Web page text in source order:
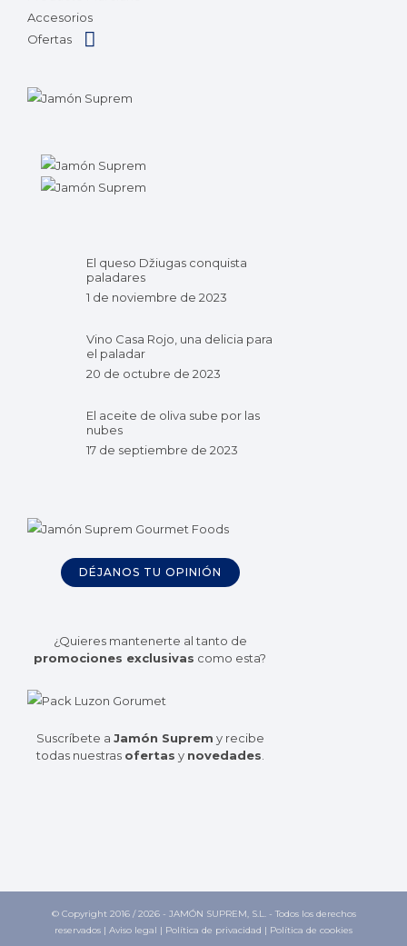
Accesorios
Ofertas
El queso Džiugas conquista
paladares
1 de noviembre de 2023
Vino Casa Rojo, una delicia para
el paladar
20 de octubre de 2023
El aceite de oliva sube por las
nubes
17 de septiembre de 2023
DÉJANOS TU OPINIÓN
¿Quieres mantenerte al tanto de
promociones exclusivas como esta?
Suscríbete a Jamón Suprem y recibe
todas nuestras ofertas y novedades
© Copyright 2016 /2026 - JAMÓN SUPREM, S.L. - Todos los derechos
reservados | Aviso legal | Política de privacidad | Política de cookies